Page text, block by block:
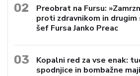
02
Preobrat na Fursu:
proti zdravnikom in drugim
šef Fursa Janko Preac
03
Kopalni red za vse enak:
spodnjice in bombažne